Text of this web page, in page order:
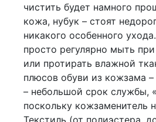
чистить будет намного
кожа, нубук – стоят
никакого особенного
просто регулярно мыть
или протирать влажной
плюсов обуви из кожзама
– небольшой срок службы,
поскольку кожзаменитель
Текстиль (от полиэстера,